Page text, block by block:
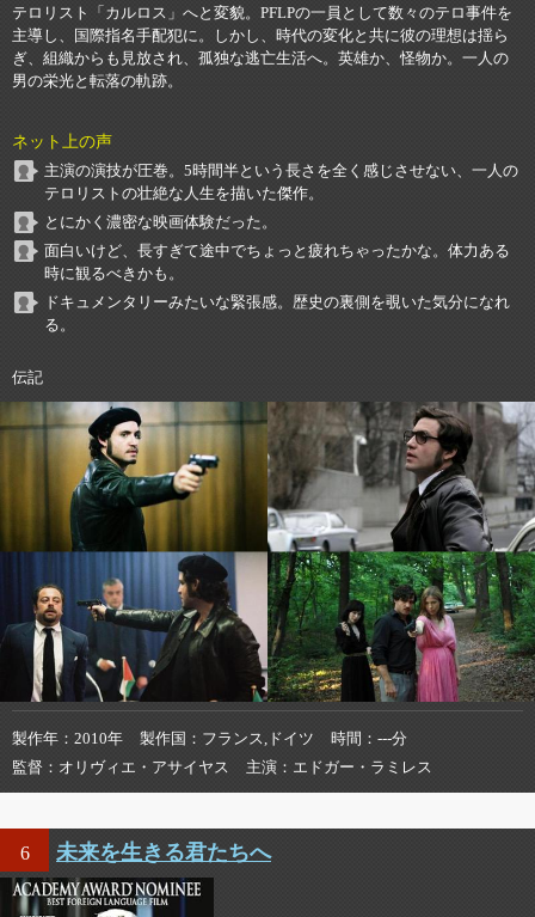
テロリスト「カルロス」へと変貌。PFLPの一員として数々のテロ事件を
主導し、国際指名手配犯に。しかし、時代の変化と共に彼の理想は揺ら
ぎ、組織からも見放され、孤独な逃亡生活へ。英雄か、怪物か。一人の
男の栄光と転落の軌跡。
ネット上の声
主演の演技が圧巻。5時間半という長さを全く感じさせない、一人の
テロリストの壮絶な人生を描いた傑作。
とにかく濃密な映画体験だった。
面白いけど、長すぎて途中でちょっと疲れちゃったかな。体力ある
時に観るべきかも。
ドキュメンタリーみたいな緊張感。歴史の裏側を覗いた気分になれ
る。
伝記
製作年 2010年 製作国 フランス,ドイツ 時間
---分
監督
オリヴィエ・アサイヤス 主演 エドガー・ラミレス
6 未来を生きる君たちへ